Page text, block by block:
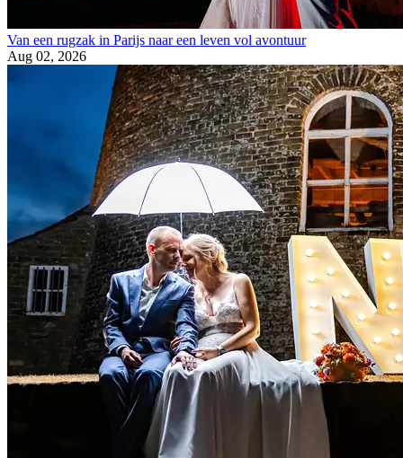
Van een rugzak in Parijs naar een leven vol avontuur
Aug 02, 2026